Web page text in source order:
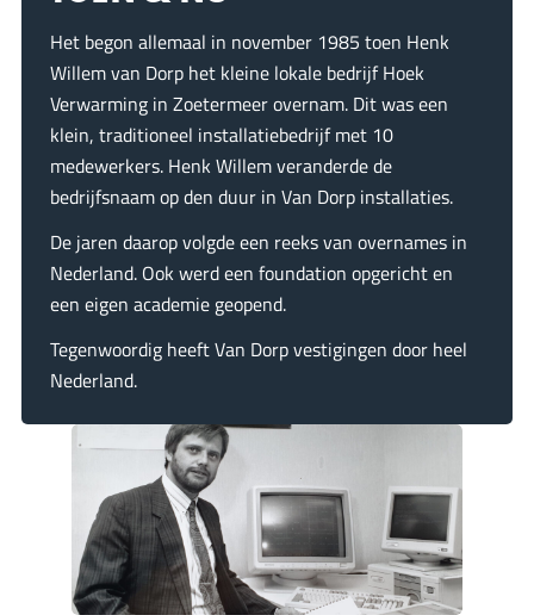
Het begon allemaal in november 1985 toen Henk
Willem van Dorp het kleine lokale bedrijf Hoek
Verwarming in Zoetermeer overnam. Dit was een
klein, traditioneel installatiebedrijf met 10
medewerkers. Henk Willem veranderde de
bedrijfsnaam op den duur in Van Dorp installaties.
De jaren daarop volgde een reeks van overnames in
Nederland. Ook werd een foundation opgericht en
een eigen academie geopend.
Tegenwoordig heeft Van Dorp vestigingen door heel
Nederland.